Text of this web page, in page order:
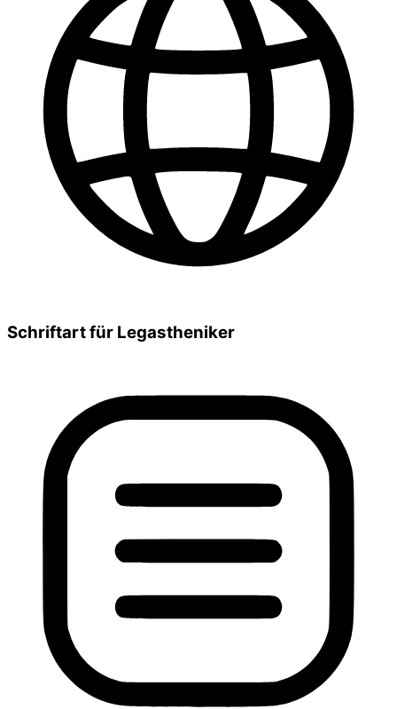
Schriftart für Legastheniker